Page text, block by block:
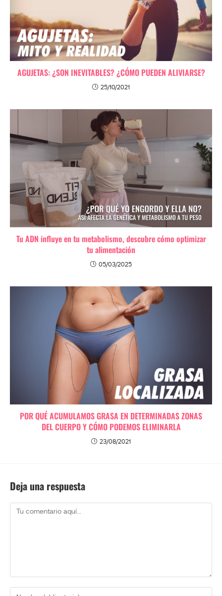
AGUJETAS: ¿SON INEVITABLES? ¿CÓMO PUEDEN ALIVIARSE?
25/10/2021
Tu ADN influye en tu metabolismo, descubre cómo optimizar
tu alimentación
05/03/2025
POR QUÉ ACUMULAMOS GRASA EN DETERMINADAS ZONAS
DEL CUERPO Y CÓMO PODEMOS ELIMINARLA
23/08/2021
Deja una respuesta